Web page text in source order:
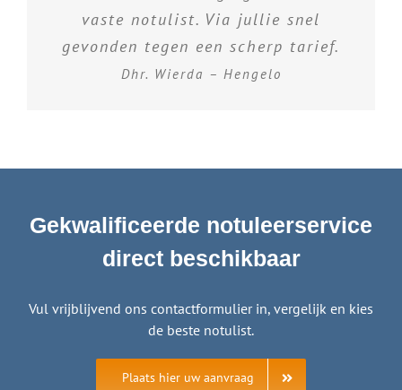
vaste notulist. Via jullie snel
gevonden tegen een scherp tarief.
Dhr. Wierda – Hengelo
Gekwalificeerde notuleerservice
direct beschikbaar
Vul vrijblijvend ons contactformulier in, vergelijk en kies
de beste notulist.
Plaats hier uw aanvraag